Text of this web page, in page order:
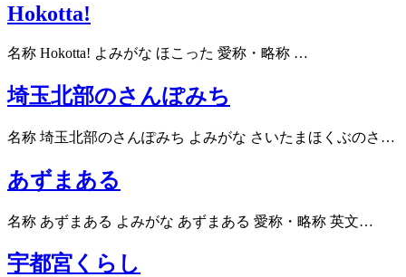
Hokotta!
名称 Hokotta! よみがな ほこった 愛称・略称 …
埼玉北部のさんぽみち
名称 埼玉北部のさんぽみち よみがな さいたまほくぶのさ…
あずまある
名称 あずまある よみがな あずまある 愛称・略称 英文…
宇都宮くらし